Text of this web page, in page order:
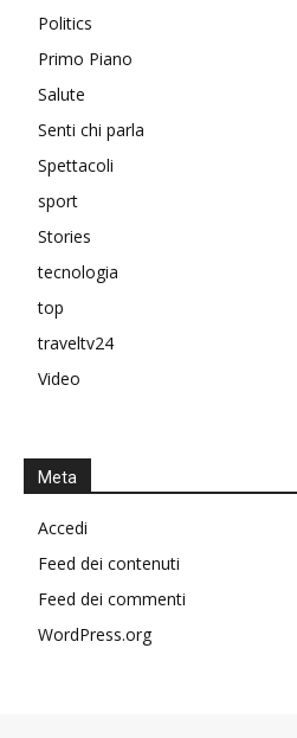
Politics
Primo Piano
Salute
Senti chi parla
Spettacoli
sport
Stories
tecnologia
top
traveltv24
Video
Meta
Accedi
Feed dei contenuti
Feed dei commenti
WordPress.org